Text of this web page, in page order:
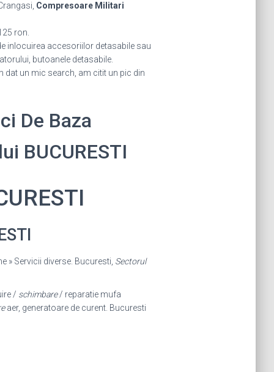
Compresoare Militari
ron.
inlocuirea accesoriilor detasabile sau
butoanele detasabile.
un mic search, am citit un pic din
De Baza
BUCURESTI
» Servicii diverse. Bucuresti, Sectorul
/ schimbare/ reparatie mufa
aer, generatoare de curent. Bucuresti